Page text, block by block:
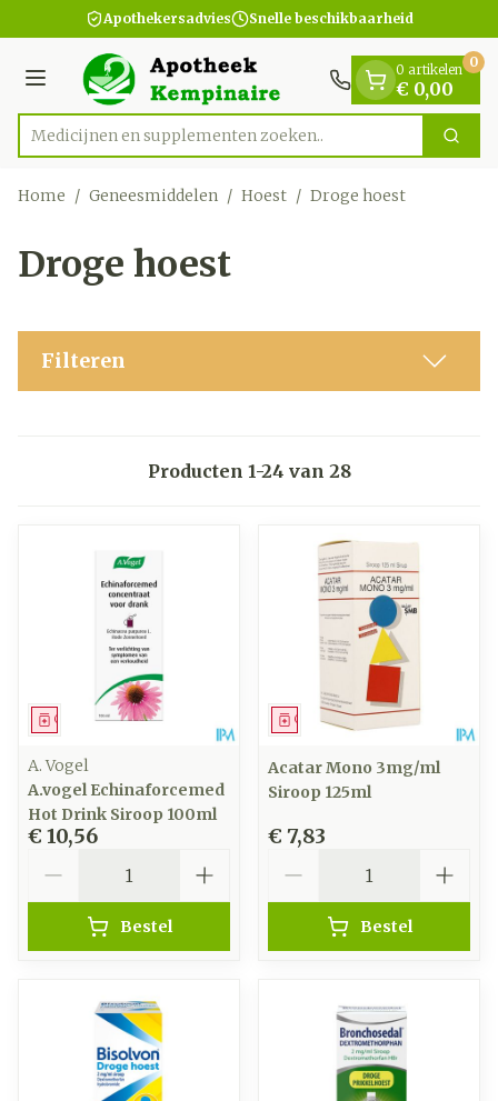
Ga naar de inhoudApothekersadvies Snelle beschikbaarheid
Menu
Product, merk, categorie...
Medicijnen en su Zoek
0 artikelen
€ 0,00
0
Home / Geneesmiddelen / Hoest / Droge hoest
Droge hoest
Filteren
Producten 1-24 van 28
Geneesmiddel
A. Vogel
A.vogel Echinaforcemed
Hot Drink Siroop 100ml
€ 10,56
Bestel
Geneesmiddel
Acatar Mono 3mg/ml
Siroop 125ml
€ 7,83
Bestel